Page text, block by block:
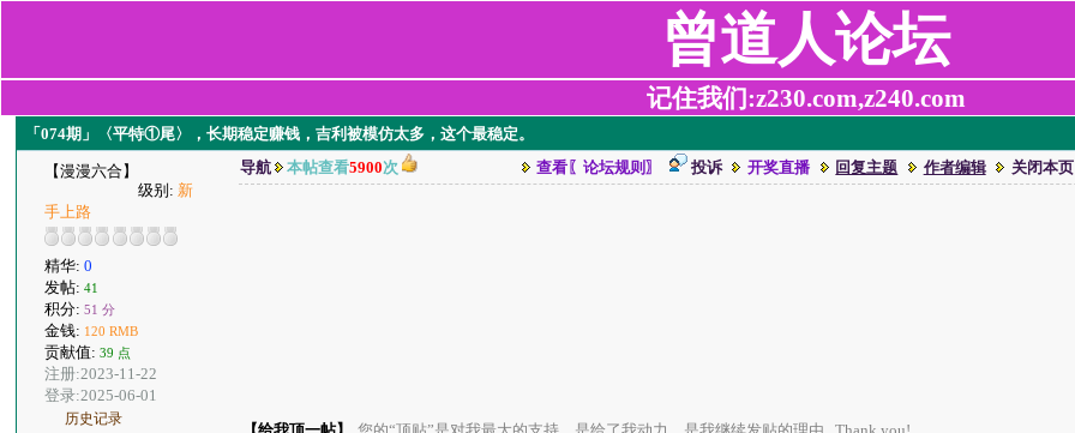
曾道人论坛
记住我们:z230.com,z240.com
「074期」〈平特①尾〉，长期稳定赚钱，吉利被模仿太多，这个最稳定。
【漫漫六合】
级别: 新
手上路
精华:0
发帖:41
积分:51 分
金钱: 120 RMB
贡献值:39 点
注册:2023-11-22
登录:2025-06-01
历史记录
导航 本帖查看5900次 查看〖论坛规则〗 投诉 开奖直播 回复主题 作者编辑 关闭本页